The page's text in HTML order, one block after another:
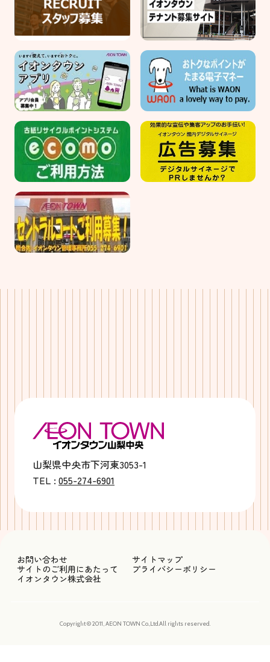
山梨県中央市下河東3053-1
TEL : 055-274-6901
お問い合わせ
サイトマップ
サイトのご利用にあたって
プライバシーポリシー
イオンタウン株式会社
Copyright © 2011, AEON TOWN Co.,Ltd.All rights reserved.